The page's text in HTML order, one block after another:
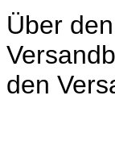
Über
den